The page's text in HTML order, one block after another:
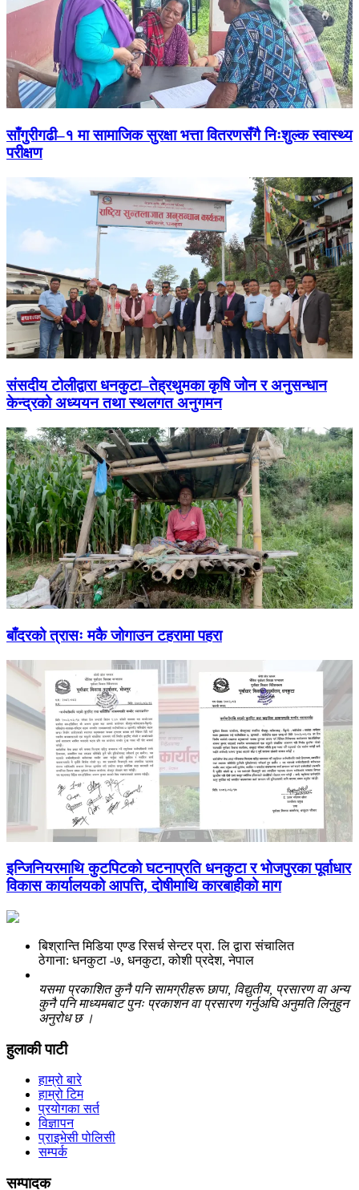
साँगुरीगढी–१ मा सामाजिक सुरक्षा भत्ता वितरणसँगै निःशुल्क स्वास्थ्य
परीक्षण
संसदीय टोलीद्वारा धनकुटा–तेह्रथुमका कृषि जोन र अनुसन्धान
केन्द्रको अध्ययन तथा स्थलगत अनुगमन
बाँदरको त्रासः मकै जोगाउन टहरामा पहरा
इन्जिनियरमाथि कुटपिटको घटनाप्रति धनकुटा र भोजपुरका पूर्वाधार
विकास कार्यालयको आपत्ति, दोषीमाथि कारबाहीको माग
बिश्रान्ति मिडिया एण्ड रिसर्च सेन्टर प्रा. लि द्वारा संचालित
ठेगाना: धनकुटा -७, धनकुटा, कोशी प्रदेश, नेपाल
यसमा प्रकाशित कुनै पनि सामग्रीहरू छापा, विद्युतीय, प्रसारण वा अन्य
कुनै पनि माध्यमबाट पुनः प्रकाशन वा प्रसारण गर्नुअघि अनुमति लिनुहुन
अनुरोध छ ।
हुलाकी पाटी
हाम्रो बारे
हाम्रो टिम
प्रयोगका सर्त
विज्ञापन
प्राइभेसी पोलिसी
सम्पर्क
सम्पादक